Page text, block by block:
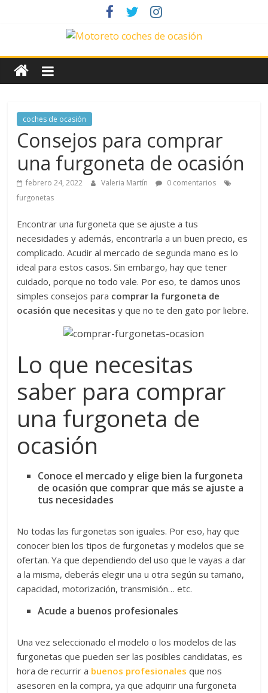
News
Motoreto
Noticias
coches
ocasión
coches de ocasión
Consejos para comprar
una furgoneta de ocasión
febrero 24, 2022 Valeria Martín
0 comentarios
furgonetas
Encontrar una furgoneta que se ajuste a tus
necesidades y además, encontrarla a un buen precio, es
complicado. Acudir al mercado de segunda mano es lo
ideal para estos casos. Sin embargo, hay que tener
cuidado, porque no todo vale. Por eso, te damos unos
simples consejos para comprar la furgoneta de
ocasión que necesitas y que no te den gato por liebre.
Lo que necesitas
saber para comprar
una furgoneta de
ocasión
Conoce el mercado y elige bien la furgoneta
de ocasión que comprar que más se ajuste a
tus necesidades
No todas las furgonetas son iguales. Por eso, hay que
conocer bien los tipos de furgonetas y modelos que se
ofertan. Ya que dependiendo del uso que le vayas a dar
a la misma, deberás elegir una u otra según su tamaño,
capacidad, motorización, transmisión… etc.
Acude a buenos profesionales
Una vez seleccionado el modelo o los modelos de las
furgonetas que pueden ser las posibles candidatas, es
hora de recurrir a buenos profesionalesque nos
asesoren en la compra, ya que adquirir una furgoneta